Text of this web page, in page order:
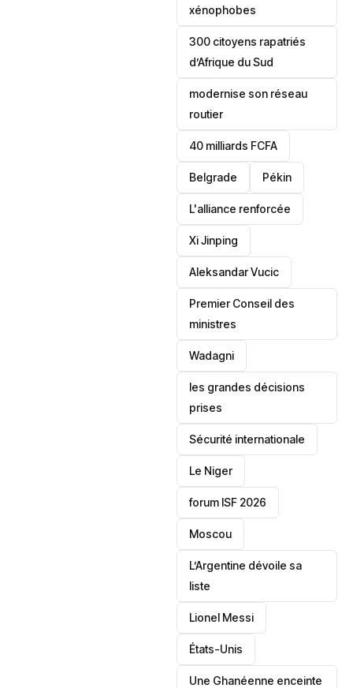
xénophobes
300 citoyens rapatriés
d’Afrique du Sud
modernise son réseau
routier
40 milliards FCFA
Belgrade Pékin
L'alliance renforcée
Xi Jinping
Aleksandar Vucic
‎Premier Conseil des
ministres
Wadagni
les grandes décisions
prises
‎Sécurité internationale
Le Niger
forum ISF 2026
Moscou
L’Argentine dévoile sa
liste
Lionel Messi
‎États-Unis
Une Ghanéenne enceinte